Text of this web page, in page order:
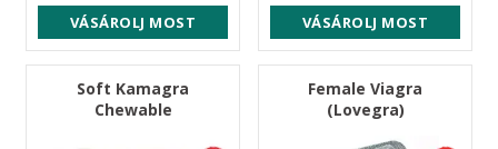
VÁSÁROLJ MOST VÁSÁROLJ MOST
Soft Kamagra
Chewable
Female Viagra
(Lovegra)